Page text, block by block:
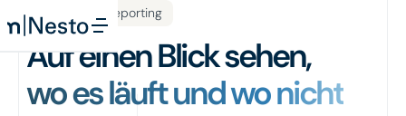
Analysen & Reporting
Auf einen Blick sehen,
wo es läuft und wo nicht